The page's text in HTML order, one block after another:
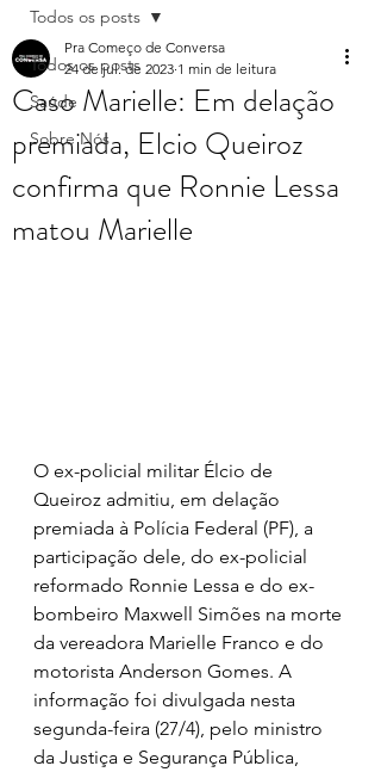
Todos os posts
Saúde
Sobre Nós
Todos os posts
Caso Marielle: Em delação
premiada, Elcio Queiroz
confirma que Ronnie Lessa
matou Marielle
Pra Começo de Conversa
24 de jul. de 2023 1 min de leitura
O ex-policial militar Élcio de
Queiroz admitiu, em delação
premiada à Polícia Federal (PF), a
participação dele, do ex-policial
reformado Ronnie Lessa e do ex-
bombeiro Maxwell Simões na morte
da vereadora Marielle Franco e do
motorista Anderson Gomes. A
informação foi divulgada nesta
segunda-feira (27/4), pelo ministro
da Justiça e Segurança Pública,